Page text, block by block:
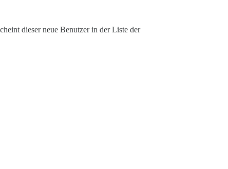
dieser neue Benutzer in der Liste der